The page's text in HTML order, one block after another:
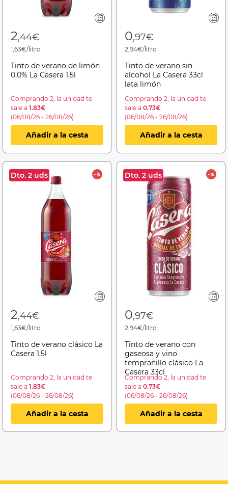
2,44€
1,63€/litro
Tinto de verano de limón
0,0% La Casera 1,5l
Comprando 2, la unidad te
sale a 1.83€
(06/08/26 - 26/08/26)
Añadir a la cesta
0,97€
2,94€/litro
Tinto de verano sin
alcohol La Casera 33cl
lata limón
Comprando 2, la unidad te
sale a 0.73€
(06/08/26 - 26/08/26)
Añadir a la cesta
Dto. 2 uds
2,44€
1,63€/litro
Tinto de verano clásico La
Casera 1,5l
Comprando 2, la unidad te
sale a 1.83€
(06/08/26 - 26/08/26)
Añadir a la cesta
Dto. 2 uds
0,97€
2,94€/litro
Tinto de verano con
gaseosa y vino
tempranillo clásico La
Casera 33cl
Comprando 2, la unidad te
sale a 0.73€
(06/08/26 - 26/08/26)
Añadir a la cesta